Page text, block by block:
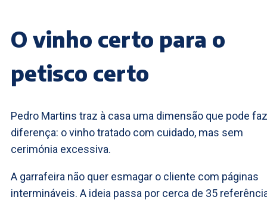
O vinho certo para o
petisco certo
Pedro Martins traz à casa uma dimensão que pode
diferença: o vinho tratado com cuidado, mas sem
cerimónia excessiva.
A garrafeira não quer esmagar o cliente com páginas
intermináveis. A ideia passa por cerca de 35